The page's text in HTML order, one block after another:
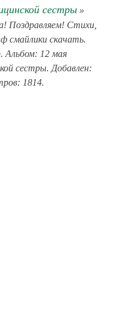
сестры »
Поздравляем! Стихи,
смайлики скачать.
Альбом: 12 мая
сестры. Добавлен:
1814.